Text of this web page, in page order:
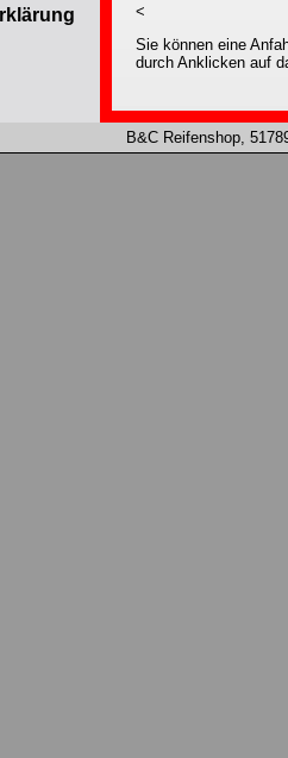
<
Sie können eine
durch Anklicken auf
B&C Reifenshop,